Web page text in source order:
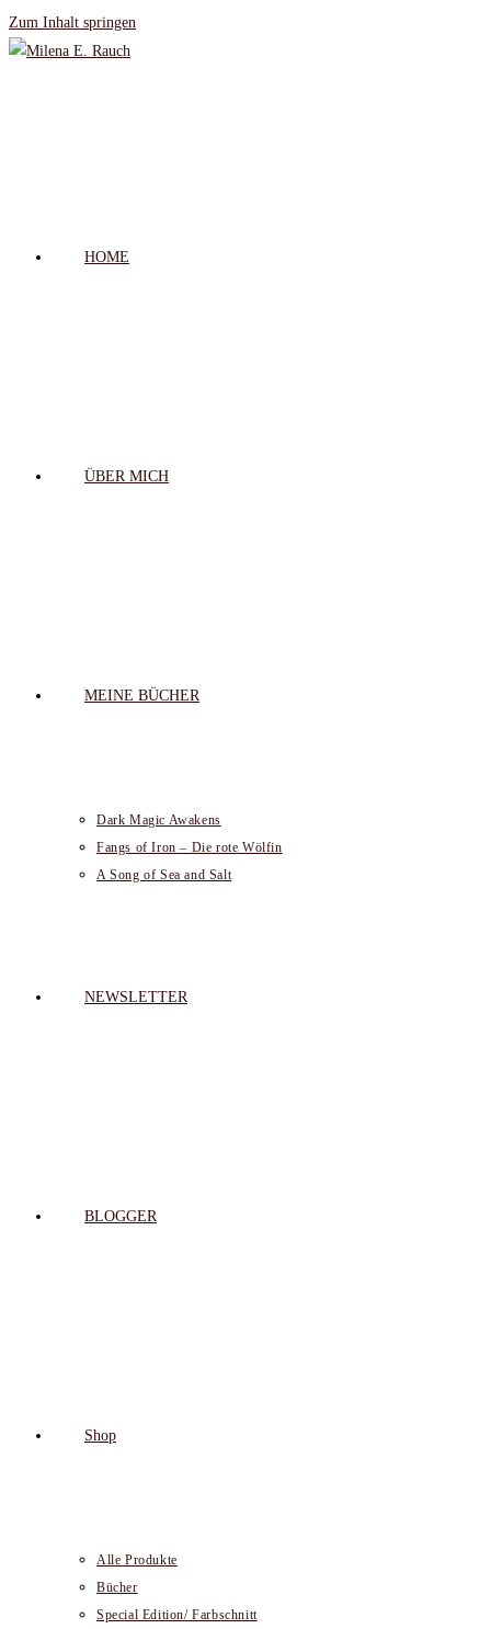
Zum Inhalt springen
HOME
ÜBER MICH
MEINE BÜCHER
Dark Magic Awakens
Fangs of Iron – Die rote Wölfin
A Song of Sea and Salt
NEWSLETTER
BLOGGER
Shop
Alle Produkte
Bücher
Special Edition/ Farbschnitt